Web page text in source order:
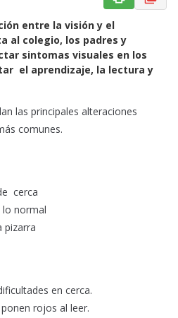
entre la visión y el
al colegio, los padres y
sintomas visuales en los
el aprendizaje, la lectura y
las principales alteraciones
comunes.
cerca
lo normal
pizarra
en cerca.
rojos al leer.